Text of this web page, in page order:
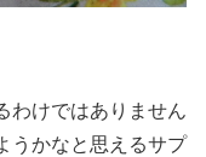
わけではありません
うかなと思えるサプ